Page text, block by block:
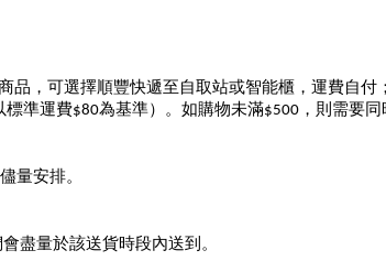
品，可選擇順豐快遞至自取站或智能櫃，運費自
準運費$80為基準）。如購物未滿$500，則需要同
量安排。
盡量於該送貨時段內送到。